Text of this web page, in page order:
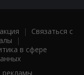
| Связаться с
|
в сфере
рекламы